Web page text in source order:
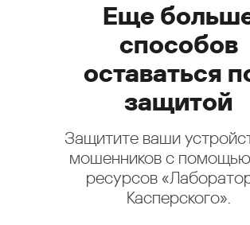
Еще
способов
оставаться
защитой
Защитите ваши
мошенников с
ресурсов
Касперского».